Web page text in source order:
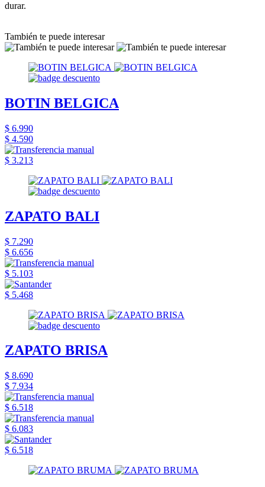
durar.
También te puede interesar
BOTIN BELGICA
$ 6.990
$ 4.590
$ 3.213
ZAPATO BALI
$ 7.290
$ 6.656
$ 5.103
$ 5.468
ZAPATO BRISA
$ 8.690
$ 7.934
$ 6.518
$ 6.083
$ 6.518